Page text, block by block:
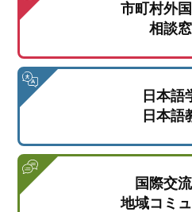
市町村外
相談
日本語
日本語
国際交
地域コミ